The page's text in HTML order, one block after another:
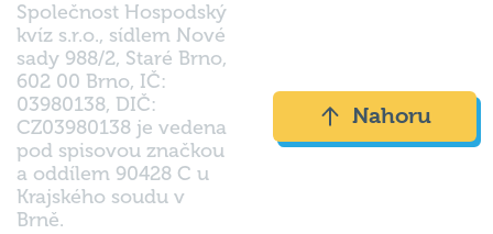
Společnost Hospodský
kvíz s.r.o., sídlem Nové
sady 988/2, Staré Brno,
602 00 Brno, IČ:
03980138, DIČ:
CZ03980138 je vedena
pod spisovou značkou
a oddílem 90428 C u
Krajského soudu v
Brně.
Nahoru